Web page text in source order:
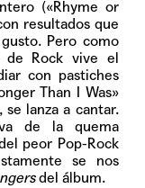
(«Rhyme or
resultados que
Pero como
de Rock vive el
con pastiches
Than I Was»
lanza a cantar.
de la quema
peor Pop-Rock
se nos
del álbum.